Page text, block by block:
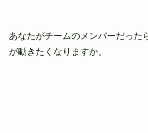
あなたがチームのメンバーだった
が動きたくなりますか。